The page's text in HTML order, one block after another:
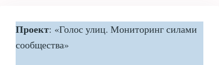
Проект: «Голос улиц. Мониторинг силами
сообщества»